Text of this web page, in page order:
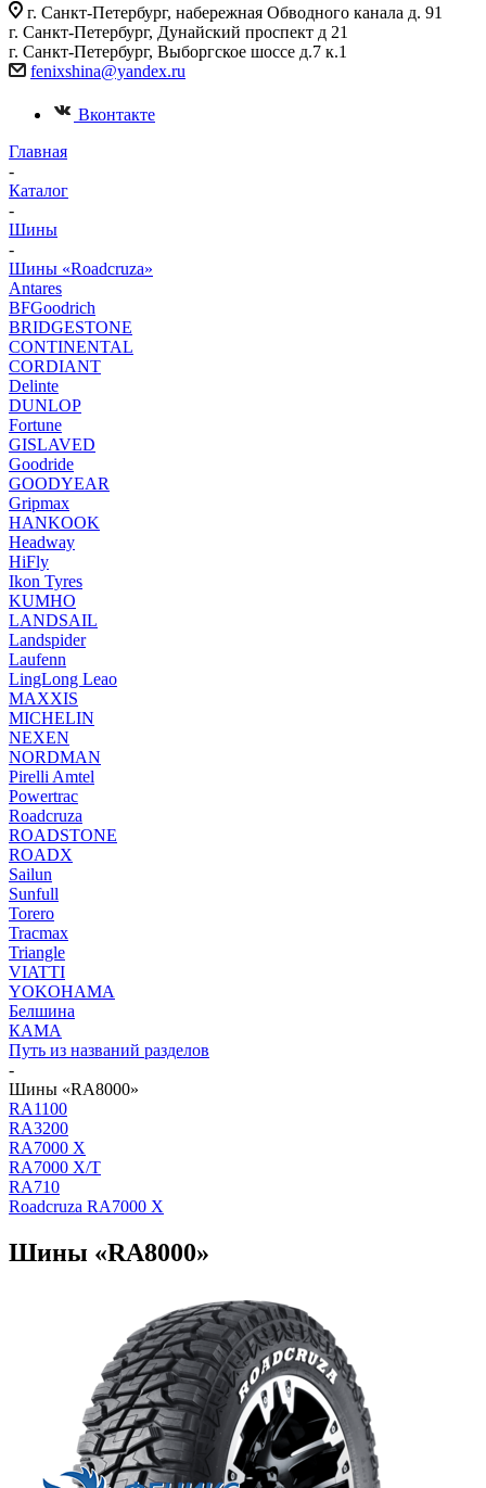
г. Санкт-Петербург, набережная Обводного канала д. 91
г. Санкт-Петербург, Дунайский проспект д 21
г. Санкт-Петербург, Выборгское шоссе д.7 к.1
fenixshina@yandex.ru
Вконтакте
Главная
-
Каталог
-
Шины
-
Шины «Roadcruza»
Antares
BFGoodrich
BRIDGESTONE
CONTINENTAL
CORDIANT
Delinte
DUNLOP
Fortune
GISLAVED
Goodride
GOODYEAR
Gripmax
HANKOOK
Headway
HiFly
Ikon Tyres
KUMHO
LANDSAIL
Landspider
Laufenn
LingLong Leao
MAXXIS
MICHELIN
NEXEN
NORDMAN
Pirelli Amtel
Powertrac
Roadcruza
ROADSTONE
ROADX
Sailun
Sunfull
Torero
Tracmax
Triangle
VIATTI
YOKOHAMA
Белшина
КАМА
Путь из названий разделов
-
Шины «RA8000»
RA1100
RA3200
RA7000 X
RA7000 X/T
RA710
Roadcruza RA7000 X
Шины «RA8000»